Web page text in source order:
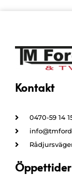
Kontakt
0470-59 14
Öppettider